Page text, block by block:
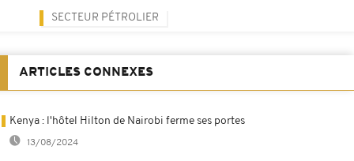
SECTEUR PÉTROLIER
ARTICLES CONNEXES
Kenya : l'hôtel Hilton de Nairobi ferme ses portes
13/08/2024